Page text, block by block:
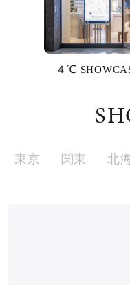
ファッションテイスト
着用シーン
４℃
東京 関東 北